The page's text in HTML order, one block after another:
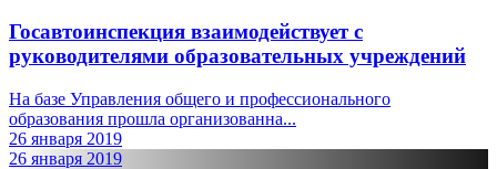
Госавтоинспекция взаимодействует с
руководителями образовательных учреждений
На базе Управления общего и профессионального
образования прошла организованна...
26 января 2019
26 января 2019